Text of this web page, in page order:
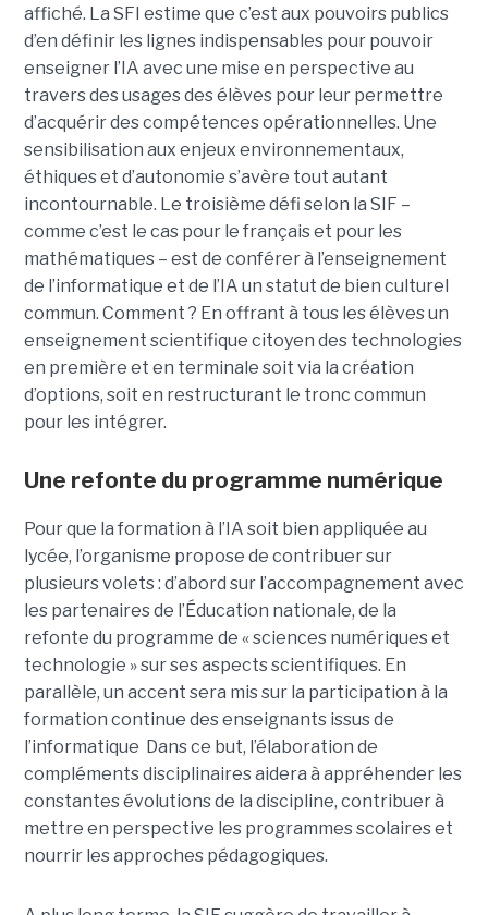
affiché. La SFI estime que c’est aux pouvoirs publics
d’en définir les lignes indispensables pour pouvoir
enseigner l’IA avec une mise en perspective au
travers des usages des élèves pour leur permettre
d’acquérir des compétences opérationnelles. Une
sensibilisation aux enjeux environnementaux,
éthiques et d’autonomie s’avère tout autant
incontournable. Le troisième défi selon la SIF –
comme c’est le cas pour le français et pour les
mathématiques – est de conférer à l’enseignement
de l’informatique et de l’IA un statut de bien culturel
commun. Comment ? En offrant à tous les élèves un
enseignement scientifique citoyen des technologies
en première et en terminale soit via la création
d’options, soit en restructurant le tronc commun
pour les intégrer.
Une refonte du programme numérique
Pour que la formation à l’IA soit bien appliquée au
lycée, l’organisme propose de contribuer sur
plusieurs volets : d’abord sur l’accompagnement avec
les partenaires de l’Éducation nationale, de la
refonte du programme de « sciences numériques et
technologie » sur ses aspects scientifiques. En
parallèle, un accent sera mis sur la participation à la
formation continue des enseignants issus de
l’informatique Dans ce but, l’élaboration de
compléments disciplinaires aidera à appréhender les
constantes évolutions de la discipline, contribuer à
mettre en perspective les programmes scolaires et
nourrir les approches pédagogiques.